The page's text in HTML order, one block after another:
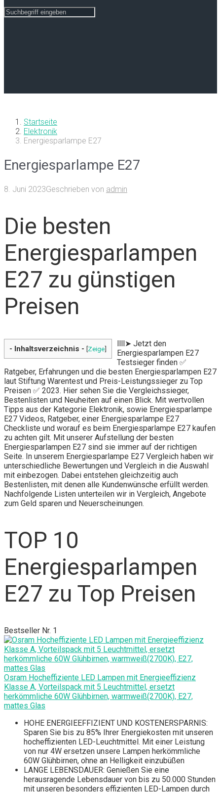
Startseite
Elektronik
Energiesparlampe E27
Energiesparlampe E27
8. Juni 2023Geschrieben von admin
Die besten
Energiesparlampen
E27 zu günstigen
Preisen
- Inhaltsverzeichnis - [Zeige]
llll➤ Jetzt den
Energiesparlampen E27
Testsieger finden ✅
Ratgeber, Erfahrungen und die besten Energiesparlampen E27
laut Stiftung Warentest und Preis-Leistungssieger zu Top
Preisen ✅ 2023. Hier sehen Sie die Vergleichssieger,
Bestenlisten und Neuheiten auf einen Blick. Mit wertvollen
Tipps aus der Kategorie Elektronik, sowie Energiesparlampe
E27 Videos, Ratgeber, einer Energiesparlampe E27
Checkliste und worauf es beim Energiesparlampe E27 kaufen
zu achten gilt. Mit unserer Aufstellung der besten
Energiesparlampen E27 sind sie immer auf der richtigen
Seite. In unserem Energiesparlampe E27 Vergleich haben wir
unterschiedliche Bewertungen und Vergleich in die Auswahl
mit einbezogen. Dabei entstehen gleichzeitig auch
Bestenlisten, mit denen alle Kundenwünsche erfüllt werden.
Nachfolgende Listen unterteilen wir in Vergleich, Angebote
zum Geld sparen und Neuerscheinungen.
TOP 10
Energiesparlampen
E27 zu Top Preisen
Bestseller Nr. 1
Osram Hocheffiziente LED Lampen mit Energieeffizienz
Klasse A, Vorteilspack mit 5 Leuchtmittel, ersetzt
herkömmliche 60W Glühbirnen, warmweiß(2700K), E27,
mattes Glas
HOHE ENERGIEEFFIZIENT UND KOSTENERSPARNIS:
Sparen Sie bis zu 85% Ihrer Energiekosten mit unseren
hocheffizienten LED-Leuchtmittel. Mit einer Leistung
von nur 4W ersetzen unsere Lampen herkömmliche
60W Glühbirnen, ohne an Helligkeit einzubüßen
LANGE LEBENSDAUER: Genießen Sie eine
herausragende Lebensdauer von bis zu 50.000 Stunden
mit unseren besonders effizienten LED-Lampen durch